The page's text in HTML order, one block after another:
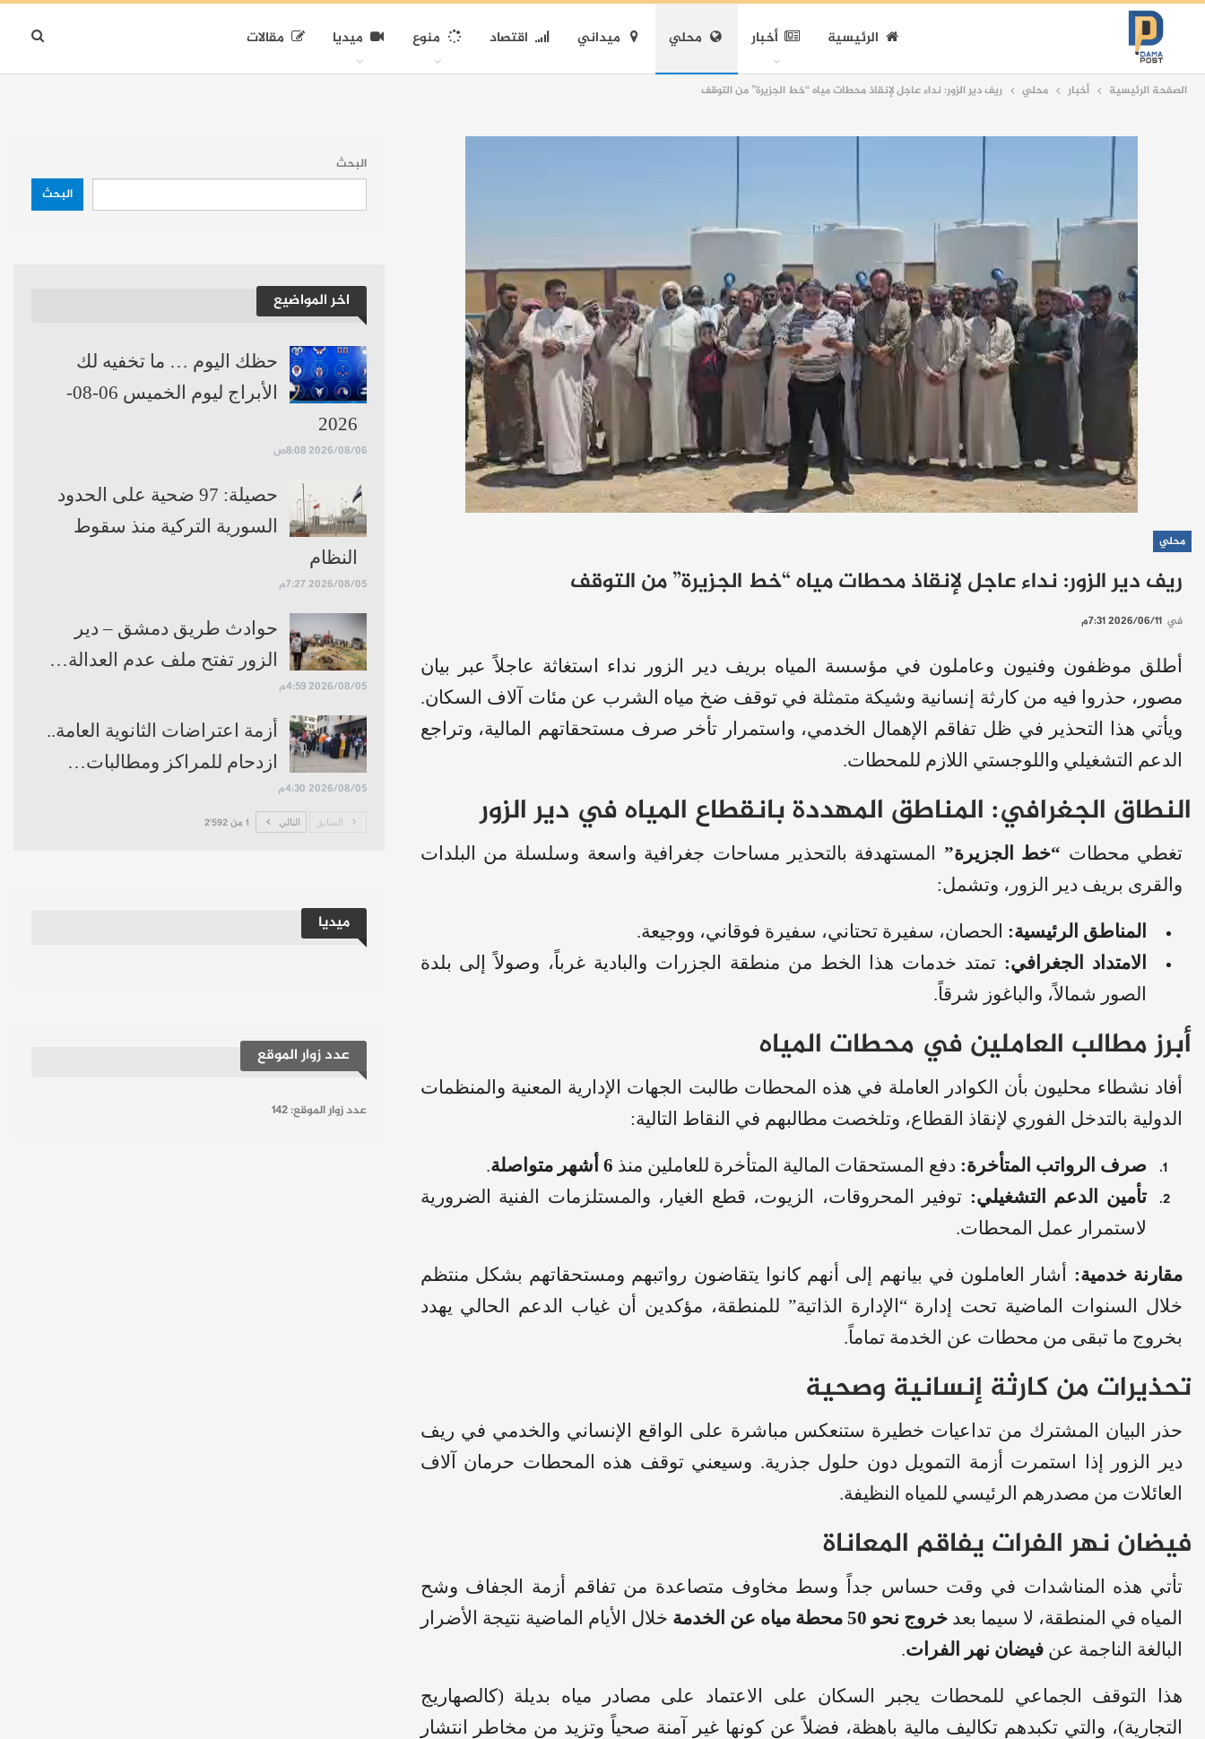
الرئيسية أخبار محلي ميداني اقتصاد منوع ميديا مقالات
الصفحة الرئيسية أخبار محلي ريف دير الزور: نداء عاجل لإنقاذ محطات مياه “خط الجزيرة” من التوقف
محلي
ريف دير الزور: نداء عاجل لإنقاذ محطات مياه “خط الجزيرة” من التوقف
في 2026/06/11 7:31م
أطلق موظفون وفنيون وعاملون في مؤسسة المياه بريف دير الزور نداء استغاثة عاجلاً عبر بيان
مصور، حذروا فيه من كارثة إنسانية وشيكة متمثلة في توقف ضخ مياه الشرب عن مئات آلاف السكان.
ويأتي هذا التحذير في ظل تفاقم الإهمال الخدمي، واستمرار تأخر صرف مستحقاتهم المالية، وتراجع
الدعم التشغيلي واللوجستي اللازم للمحطات.
النطاق الجغرافي: المناطق المهددة بانقطاع المياه في دير الزور
تغطي محطات “خط الجزيرة” المستهدفة بالتحذير مساحات جغرافية واسعة وسلسلة من البلدات
والقرى بريف دير الزور، وتشمل:
المناطق الرئيسية: الحصان، سفيرة تحتاني، سفيرة فوقاني، ووجيعة.
الامتداد الجغرافي: تمتد خدمات هذا الخط من منطقة الجزرات والبادية غرباً، وصولاً إلى بلدة
الصور شمالاً، والباغوز شرقاً.
أبرز مطالب العاملين في محطات المياه
أفاد نشطاء محليون بأن الكوادر العاملة في هذه المحطات طالبت الجهات الإدارية المعنية والمنظمات
الدولية بالتدخل الفوري لإنقاذ القطاع، وتلخصت مطالبهم في النقاط التالية:
صرف الرواتب المتأخرة: دفع المستحقات المالية المتأخرة للعاملين منذ 6 أشهر متواصلة
.
تأمين الدعم التشغيلي: توفير المحروقات، الزيوت، قطع الغيار، والمستلزمات الفنية الضرورية
لاستمرار عمل المحطات.
مقارنة خدمية: أشار العاملون في بيانهم إلى أنهم كانوا يتقاضون رواتبهم ومستحقاتهم بشكل منتظم
خلال السنوات الماضية تحت إدارة “الإدارة الذاتية” للمنطقة، مؤكدين أن غياب الدعم الحالي يهدد
بخروج ما تبقى من محطات عن الخدمة تماماً.
تحذيرات من كارثة إنسانية وصحية
حذر البيان المشترك من تداعيات خطيرة ستنعكس مباشرة على الواقع الإنساني والخدمي في ريف
دير الزور إذا استمرت أزمة التمويل دون حلول جذرية. وسيعني توقف هذه المحطات حرمان آلاف
العائلات من مصدرهم الرئيسي للمياه النظيفة.
فيضان نهر الفرات يفاقم المعاناة
تأتي هذه المناشدات في وقت حساس جداً وسط مخاوف متصاعدة من تفاقم أزمة الجفاف وشح
المياه في المنطقة، لا سيما بعدخروج نحو 50 محطة مياه عن الخدمة
خلال الأيام الماضية نتيجة الأضرار
البالغة الناجمة عن فيضان نهر الفرات.
هذا التوقف الجماعي للمحطات يجبر السكان على الاعتماد على مصادر مياه بديلة (كالصهاريج
التجارية)، والتي تكبدهم تكاليف مالية باهظة، فضلاً عن كونها غير آمنة صحياً وتزيد من مخاطر انتشار
البحث
البحث
اخر المواضيع
حظك اليوم … ما تخفيه لك
الأبراج ليوم الخميس 06-08-
2026
2026/08/06 8:08ص
حصيلة: 97 ضحية على الحدود
السورية التركية منذ سقوط
النظام
2026/08/05 7:27م
حوادث طريق دمشق – دير
الزور تفتح ملف عدم العدالة…
2026/08/05 4:59م
أزمة اعتراضات الثانوية العامة..
ازدحام للمراكز ومطالبات…
2026/08/05 4:30م
السابق التالي 1 من 2٬592
ميديا
عدد زوار الموقع
عدد زوار الموقع:142